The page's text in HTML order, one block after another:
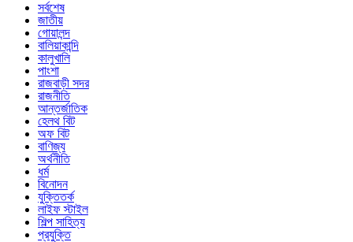
সর্বশেষ
জাতীয়
গোয়ালন্দ
বালিয়াকান্দি
কালুখালি
পাংশা
রাজবাড়ী সদর
রাজনীতি
আন্তর্জাতিক
হেলথ বিট
অফ বিট
বাণিজ্য
অর্থনীতি
ধর্ম
বিনোদন
যুক্তিতর্ক
লাইফ স্টাইল
শিল্প সাহিত্য
প্রযুক্তি